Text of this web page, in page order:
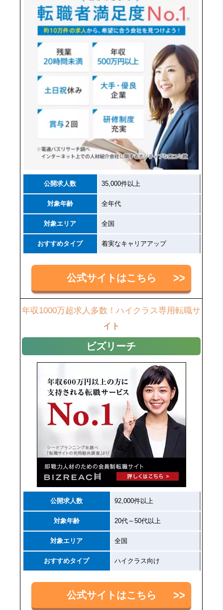
公開求人数 35,000件以上
対象年齢 全年代
対象エリア 全国
おすすめタイプ 着実なキャリアアップ
公式サイトはこちら
年収1000万超求人多数！ハイクラス専用転職サ
イト
ビズリーチ
公開求人数 92,000件以上
対象年齢 20代～50代以上
対象エリア 全国
おすすめタイプ ハイクラス向け
公式サイトはこちら